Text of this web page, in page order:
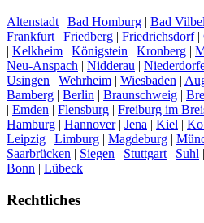
Altenstadt | Bad Homburg | Bad Vilbel
Frankfurt | Friedberg | Friedrichsdorf|
| Kelkheim | Königstein | Kronberg |
Neu-Anspach | Nidderau |
Usingen | Wehrheim | Wiesbaden |
Bamberg | Berlin | Braunschweig |
| Emden | Flensburg | Freiburg im
Hamburg | Hannover| Jena | Kiel |
Leipzig | Limburg | Magdeburg |
Saarbrücken | Siegen | Stuttgart | Suhl |
Bonn | Lübeck
Rechtliches